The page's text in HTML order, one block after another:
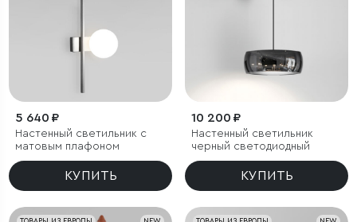
5 640 ₽
Настенный светильник с
матовым плафоном
КУПИТЬ
10 200 ₽
Настенный светильник
черный светодиодный
КУПИТЬ